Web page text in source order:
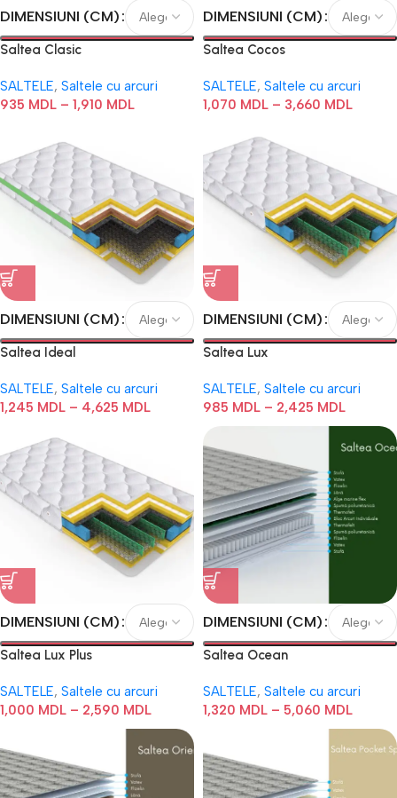
DIMENSIUNI (CM)
Saltea Clasic
SALTELE, Saltele cu arcuri
935 MDL – 1,910 MDL
DIMENSIUNI (CM)
Saltea Cocos
SALTELE, Saltele cu arcuri
1,070 MDL – 3,660 MDL
DIMENSIUNI (CM)
Saltea Ideal
SALTELE, Saltele cu arcuri
1,245 MDL – 4,625 MDL
DIMENSIUNI (CM)
Saltea Lux
SALTELE, Saltele cu arcuri
985 MDL – 2,425 MDL
DIMENSIUNI (CM)
Saltea Lux Plus
SALTELE, Saltele cu arcuri
1,000 MDL – 2,590 MDL
DIMENSIUNI (CM)
Saltea Ocean
SALTELE, Saltele cu arcuri
1,320 MDL – 5,060 MDL